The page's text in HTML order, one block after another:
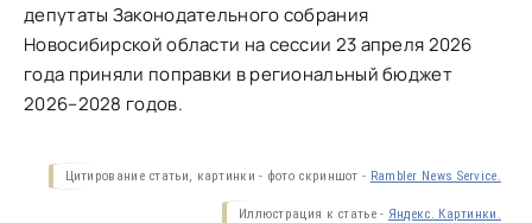
депутаты Законодательного собрания
Новосибирской области на сессии 23 апреля 2026
года приняли поправки в региональный бюджет
2026–2028 годов.
Цитирование статьи, картинки - фото скриншот - Rambler News Service.
Иллюстрация к статье - Яндекс. Картинки.